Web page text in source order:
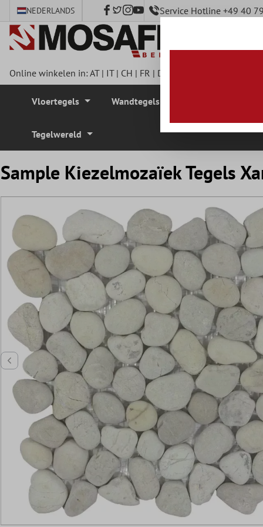
hoofdinhoud
NEDERLANDS Service Hotline +49 40
Online winkelen in:AT| IT| CH | FR | DE
Vloertegels Wandtegels
Tegelwereld
Sample Kiezelmozaïek Tegels